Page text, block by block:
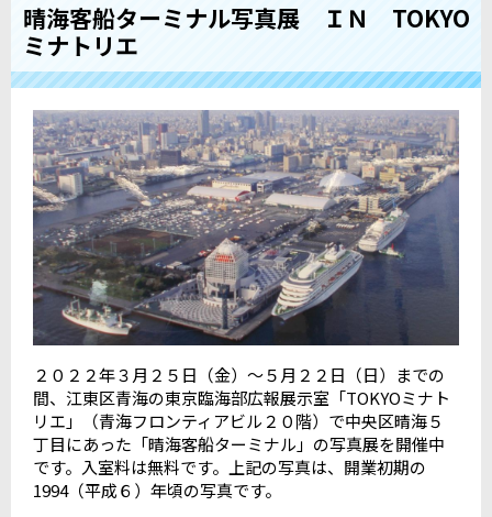
晴海客船ターミナル写真展 ＩＮ TOKYO
ミナトリエ
２０２２年３月２５日（金）～５月２２日（日）までの
間、江東区青海の東京臨海部広報展示室「TOKYOミナト
リエ」（青海フロンティアビル２０階）で中央区晴海５
丁目にあった「晴海客船ターミナル」の写真展を開催中
です。入室料は無料です。上記の写真は、開業初期の
1994（平成６）年頃の写真です。